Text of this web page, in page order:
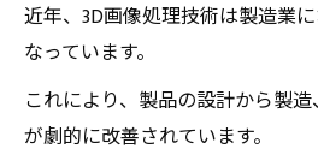
近年、3D画像処理技術は製造業
なっています。
これにより、製品の設計から製
が劇的に改善されています。